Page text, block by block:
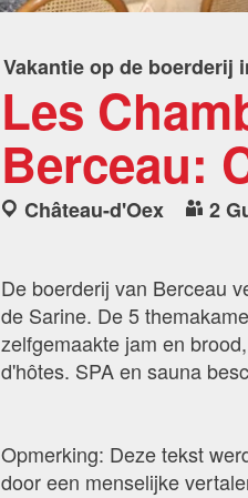
Vakantie op de boerderij
Les
Berceau:
Château-d'Oex 2
De boerderij van Berceau
de Sarine. De 5
zelfgemaakte jam en
d'hôtes. SPA en sauna
Opmerking: Deze tekst
door een menselijke